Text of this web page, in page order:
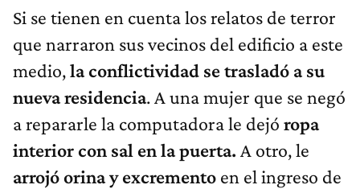
Si se tienen en cuenta los relatos de terror
que narraron sus vecinos del edificio a este
medio,la conflictividad se trasladó a su
nueva residencia. A una mujer que se negó
a repararle la computadora le dejó ropa
interior con sal en la puerta. A otro, le
arrojó orina y excremento en el ingreso de